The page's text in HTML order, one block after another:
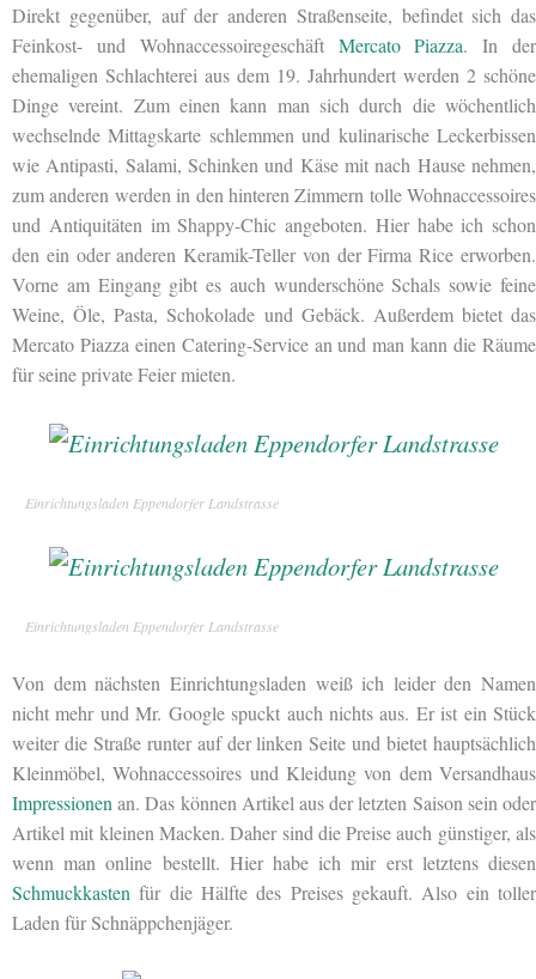
Direkt gegenüber, auf der anderen Straßenseite, befindet sich das
Feinkost- und Wohnaccessoiregeschäft Mercato Piazza. In der
ehemaligen Schlachterei aus dem 19. Jahrhundert werden 2 schöne
Dinge vereint. Zum einen kann man sich durch die wöchentlich
wechselnde Mittagskarte schlemmen und kulinarische Leckerbissen
wie Antipasti, Salami, Schinken und Käse mit nach Hause nehmen,
zum anderen werden in den hinteren Zimmern tolle Wohnaccessoires
und Antiquitäten im Shappy-Chic angeboten. Hier habe ich schon
den ein oder anderen Keramik-Teller von der Firma Rice erworben.
Vorne am Eingang gibt es auch wunderschöne Schals sowie feine
Weine, Öle, Pasta, Schokolade und Gebäck. Außerdem bietet das
Mercato Piazza einen Catering-Service an und man kann die Räume
für seine private Feier mieten.
Einrichtungsladen Eppendorfer Landstrasse
Einrichtungsladen Eppendorfer Landstrasse
Von dem nächsten Einrichtungsladen weiß ich leider den Namen
nicht mehr und Mr. Google spuckt auch nichts aus. Er ist ein Stück
weiter die Straße runter auf der linken Seite und bietet hauptsächlich
Kleinmöbel, Wohnaccessoires und Kleidung von dem Versandhaus
Impressionen an. Das können Artikel aus der letzten Saison sein oder
Artikel mit kleinen Macken. Daher sind die Preise auch günstiger, als
wenn man online bestellt. Hier habe ich mir erst letztens diesen
Schmuckkasten für die Hälfte des Preises gekauft. Also ein toller
Laden für Schnäppchenjäger.